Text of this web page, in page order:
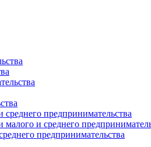
предпринимательства
и среднего
предпринимательства